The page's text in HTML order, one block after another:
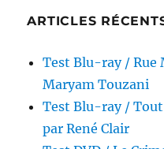
ARTICLES
Test Blu-ray / Rue
Maryam Touzani
Test Blu-ray /
par René Clair